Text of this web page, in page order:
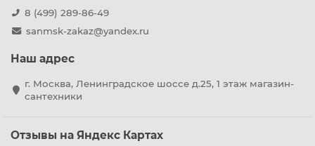
8 (499) 289-86-49
sanmsk-zakaz@yandex.ru
Наш адрес
г. Москва, Ленинградское шоссе д.25, 1 этаж магазин-
сантехники
Отзывы на Яндекс Картах